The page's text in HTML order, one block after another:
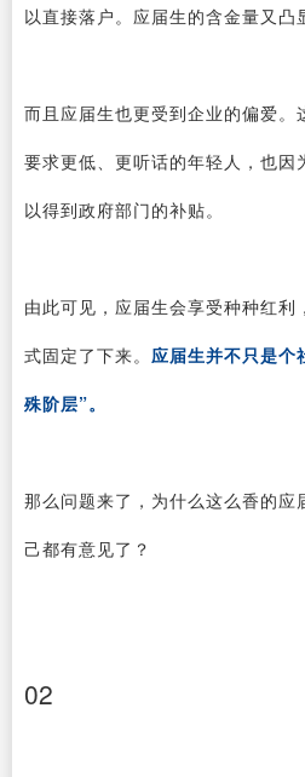
以直接落户。应届生的含金量又凸
而且应届生也更受到企业的偏爱。
要求更低、更听话的年轻人，也因
以得到政府部门的补贴。
由此可见，应届生会享受种种红
式固定了下来。 应届生并不只是个
殊阶层”。
那么问题来了，为什么这么香的应
己都有意见了？
02